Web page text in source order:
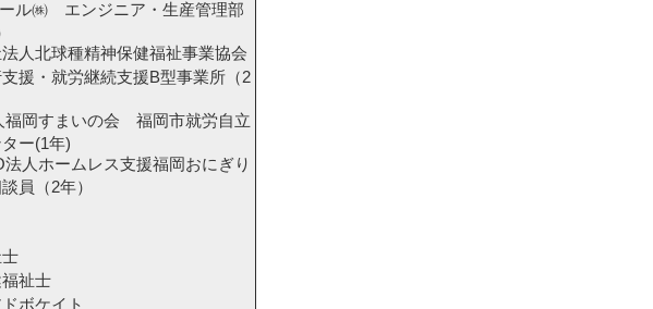
ル㈱ エンジニア・生産管理部
人北球種精神保健福祉事業協会
援・就労継続支援B型事業所（2
福岡すまいの会 福岡市就労自立
ー(1年)
法人ホームレス支援福岡おにぎり
員（2年）
祉士
ボケイト